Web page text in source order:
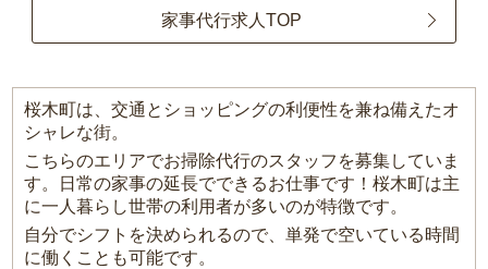
家事代行求人TOP
桜木町は、交通とショッピングの利便性を兼ね備えたオ
シャレな街。
こちらのエリアでお掃除代行のスタッフを募集していま
す。日常の家事の延長でできるお仕事です！桜木町は主
に一人暮らし世帯の利用者が多いのが特徴です。
自分でシフトを決められるので、単発で空いている時間
に働くことも可能です。